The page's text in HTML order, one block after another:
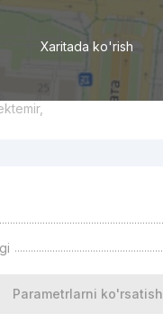
Xaritada ko'rish
Parametrlarni ko'rsatish